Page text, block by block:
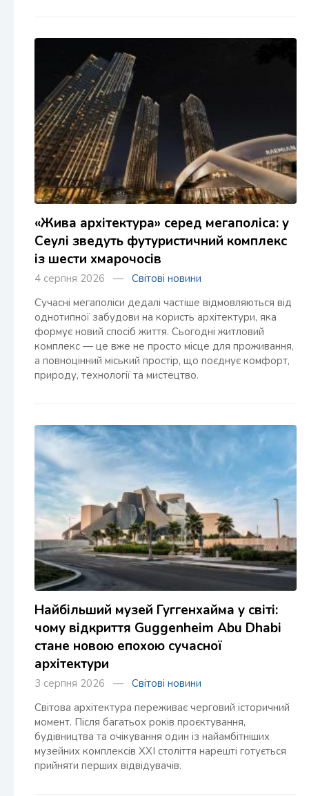
«Жива архітектура» серед мегаполіса: у
Сеулі зведуть футуристичний комплекс
із шести хмарочосів
4 серпня 2026 — Світові новини
Сучасні мегаполіси дедалі частіше відмовляються від
однотипної забудови на користь архітектури, яка
формує новий спосіб життя. Сьогодні житловий
комплекс — це вже не просто місце для проживання,
а повноцінний міський простір, що поєднує комфорт,
природу, технології та мистецтво.
Найбільший музей Гуггенхайма у світі:
чому відкриття Guggenheim Abu Dhabi
стане новою епохою сучасної
архітектури
3 серпня 2026 — Світові новини
Світова архітектура переживає черговий історичний
момент. Після багатьох років проєктування,
будівництва та очікування один із найамбітніших
музейних комплексів XXI століття нарешті готується
прийняти перших відвідувачів.